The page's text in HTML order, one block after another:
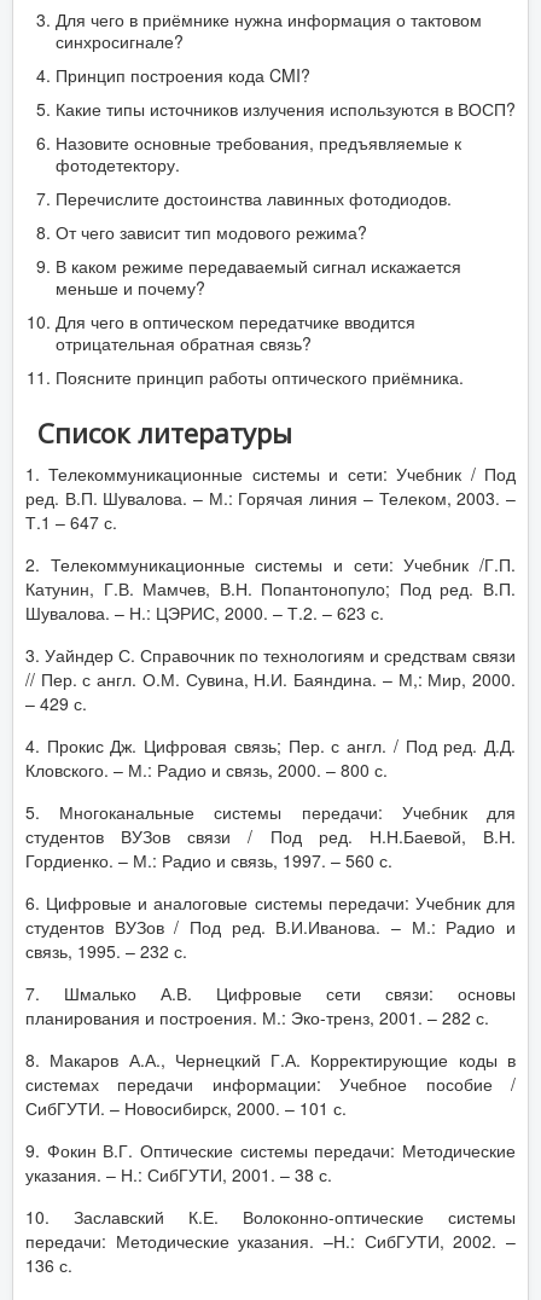
Для чего в приёмнике нужна информация о тактовом
синхросигнале?
Принцип построения кода CMI?
Какие типы источников излучения используются в ВОСП?
Назовите основные требования, предъявляемые к
фотодетектору.
Перечислите достоинства лавинных фотодиодов.
От чего зависит тип модового режима?
В каком режиме передаваемый сигнал искажается
меньше и почему?
Для чего в оптическом передатчике вводится
отрицательная обратная связь?
Поясните принцип работы оптического приёмника.
Список литературы
1. Телекоммуникационные системы и сети: Учебник / Под
ред. В.П. Шувалова. – М.: Горячая линия – Телеком, 2003. –
Т.1 – 647 с.
2. Телекоммуникационные системы и сети: Учебник /Г.П.
Катунин, Г.В. Мамчев, В.Н. Попантонопуло; Под ред. В.П.
Шувалова. – Н.: ЦЭРИС, 2000. – Т.2. – 623 с.
3. Уайндер С. Справочник по технологиям и средствам связи
// Пер. с англ. О.М. Сувина, Н.И. Баяндина. – М,: Мир, 2000.
– 429 с.
4. Прокис Дж. Цифровая связь; Пер. с англ. / Под ред. Д.Д.
Кловского. – М.: Радио и связь, 2000. – 800 с.
5. Многоканальные системы передачи: Учебник для
студентов ВУЗов связи / Под ред. Н.Н.Баевой, В.Н.
Гордиенко. – М.: Радио и связь, 1997. – 560 с.
6. Цифровые и аналоговые системы передачи: Учебник для
студентов ВУЗов / Под ред. В.И.Иванова. – М.: Радио и
связь, 1995. – 232 с.
7. Шмалько А.В. Цифровые сети связи: основы
планирования и построения. М.: Эко-тренз, 2001. – 282 с.
8. Макаров А.А., Чернецкий Г.А. Корректирующие коды в
системах передачи информации: Учебное пособие /
СибГУТИ. – Новосибирск, 2000. – 101 с.
9. Фокин В.Г. Оптические системы передачи: Методические
указания. – Н.: СибГУТИ, 2001. – 38 с.
10. Заславский К.Е. Волоконно-оптические системы
передачи: Методические указания. –Н.: СибГУТИ, 2002. –
136 с.